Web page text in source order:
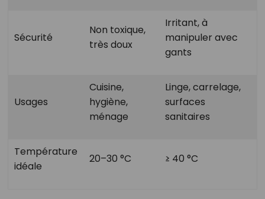
Sécurité
Non toxique,
très doux
Irritant, à
manipuler avec
gants
Usages
Cuisine,
hygiène,
ménage
Linge, carrelage,
surfaces
sanitaires
Température
idéale
20–30 °C ≥ 40 °C